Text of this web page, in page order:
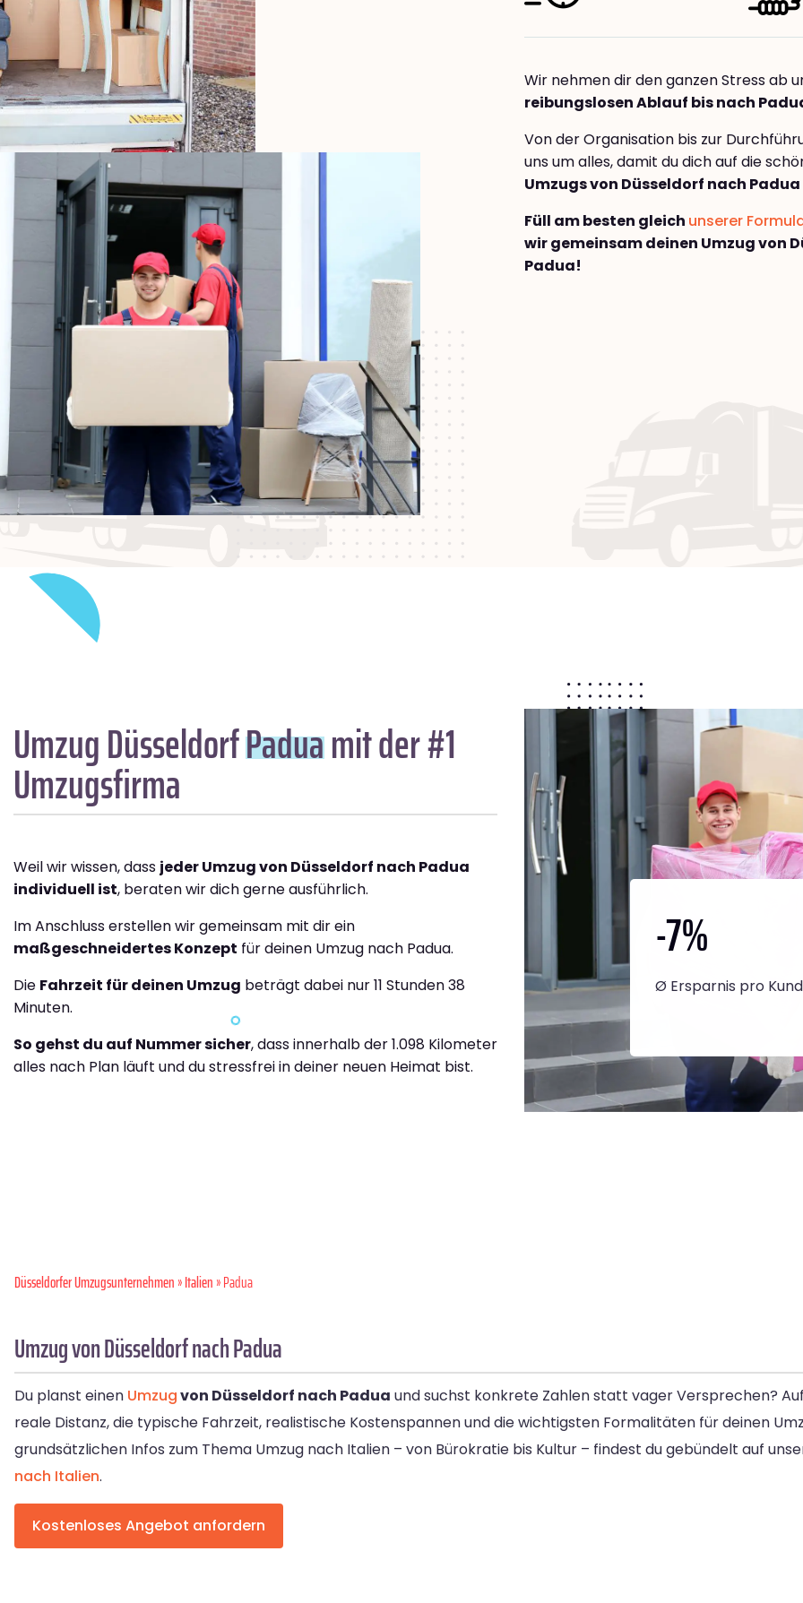
Wir nehmen dir den ganzen Stress ab
reibungslosen Ablauf bis nach
Von der Organisation bis zur
uns um alles, damit du dich auf die
Umzugs von Düsseldorf nach Padua
Füll am besten gleich unserer
wir gemeinsam deinen Umzug von
Padua!
Umzug DüsseldorfPaduamit der #1
Umzugsfirma
Weil wir wissen, dass jeder Umzug von Düsseldorf nach Padua
individuell ist, beraten wir dich gerne ausführlich.
Im Anschluss erstellen wir gemeinsam mit dir ein
maßgeschneidertes Konzept für deinen Umzug nach Padua.
Die Fahrzeit für deinen Umzug beträgt dabei nur 11 Stunden 38
Minuten.
So gehst du auf Nummer sicher, dass innerhalb der 1.098 Kilometer
alles nach Plan läuft und du stressfrei in deiner neuen Heimat bist.
-7%
Ø Ersparnis pro
Düsseldorfer Umzugsunternehmen»Italien» Padua
Umzug von Düsseldorf nach Padua
Du planst einen Umzugvon Düsseldorf nach Padua und suchst konkrete Zahlen statt vager Versprechen?
reale Distanz, die typische Fahrzeit, realistische Kostenspannen und die wichtigsten Formalitäten für deinen
grundsätzlichen Infos zum Thema Umzug nach Italien – von Bürokratie bis Kultur – findest du gebündelt auf
nach Italien.
Kostenloses Angebot anfordern